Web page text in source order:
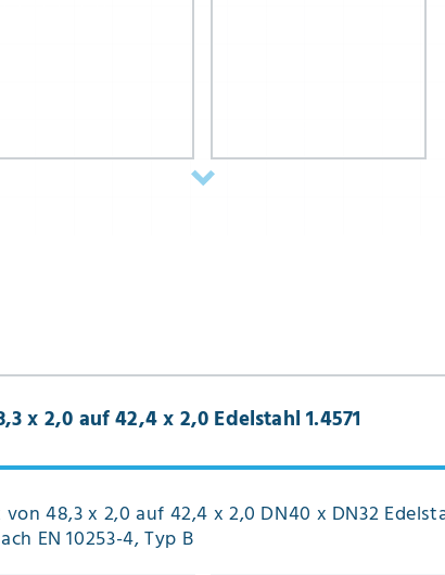
x 2,0 auf 42,4 x 2,0 Edelstahl 1.4571
48,3 x 2,0 auf 42,4 x 2,0 DN40 x DN32
EN 10253-4, Typ B